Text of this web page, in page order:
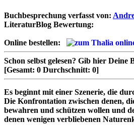
Buchbesprechung verfasst von:
LiteraturBlog Bewertung:
Online bestellen:
Schon selbst gelesen? Gib hier Deine
[Gesamt: 0 Durchschnitt: 0]
Es beginnt mit einer Szenerie, die
Die Konfrontation zwischen denen,
bewahren und schützen wollen und
denen wenigen verbliebenen